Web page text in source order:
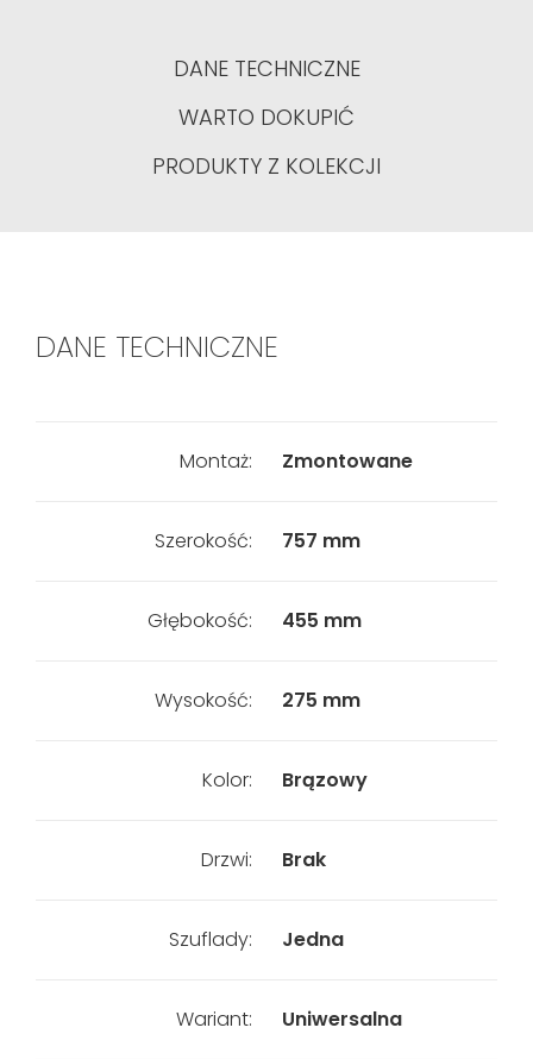
DANE TECHNICZNE
WARTO DOKUPIĆ
PRODUKTY Z KOLEKCJI
DANE TECHNICZNE
Montaż: Zmontowane
Szerokość: 757 mm
Głębokość: 455 mm
Wysokość: 275 mm
Kolor: Brązowy
Drzwi: Brak
Szuflady: Jedna
Wariant: Uniwersalna